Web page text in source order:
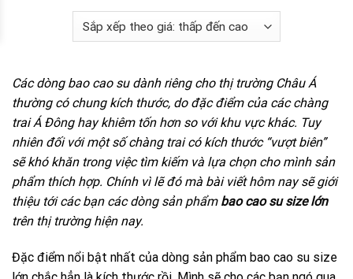
Các dòng bao cao su dành riêng cho thị trường Châu Á
thường có chung kích thước, do đặc điểm của các chàng
trai Á Đông hay khiêm tốn hơn so với khu vực khác. Tuy
nhiên đối với một số chàng trai có kích thước “vượt biên”
sẽ khó khăn trong việc tìm kiếm và lựa chọn cho mình sản
phẩm thích hợp. Chính vì lẽ đó mà bài viết hôm nay sẽ giới
thiệu tới các bạn các dòng sản phẩm bao cao su size lớn
trên thị trường hiện nay.
Đặc điểm nổi bật nhất của dòng sản phẩm bao cao su size